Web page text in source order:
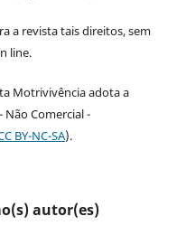
a revista tais direitos, sem
line.
Motrivivência adota a
Não Comercial -
BY-NC-SA).
autor(es)